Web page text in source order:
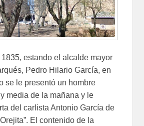
estando el alcalde mayor
Pedro Hilario García, en
se le presentó un hombre
media de la mañana y le
del carlista Antonio García de
El contenido de la